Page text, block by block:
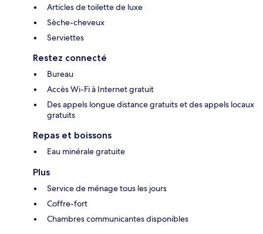
Articles de toilette de luxe
Sèche-cheveux
Serviettes
Restez connecté
Bureau
Accès Wi-Fi à Internet gratuit
Des appels longue distance gratuits et des appels locaux
gratuits
Repas et boissons
Eau minérale gratuite
Plus
Service de ménage tous les jours
Coffre-fort
Chambres communicantes disponibles